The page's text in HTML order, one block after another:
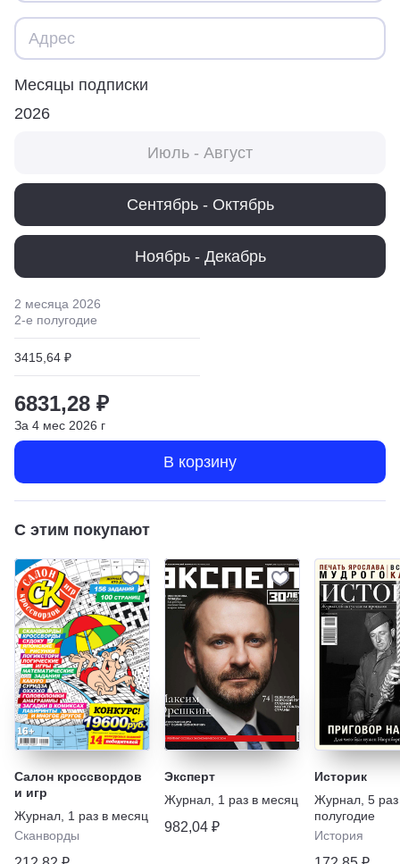
Месяцы подписки
2026
Июль - Август
Сентябрь - Октябрь
Ноябрь - Декабрь
2 месяца 2026
2-е полугодие
3415,64 ₽
6831,28 ₽
За 4 мес 2026 г
В корзину
С этим покупают
Салон кроссвордов
и игр
Журнал 1 раз в месяц
Сканворды
Эксперт
Журнал 1 раз в месяц
982,04 ₽
Историк
Журнал 5
полугодие
История